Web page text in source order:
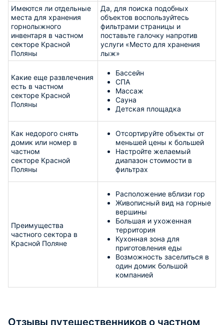
Имеются ли отдельные
места для хранения
горнолыжного
инвентаря в частном
секторе Красной
Поляны
Да, для поиска подобных
объектов воспользуйтесь
фильтрами страницы и
поставьте галочку напротив
услуги «Место для хранения
лыж»
Какие еще развлечения
есть в частном
секторе Красной
Поляны
Бассейн
СПА
Массаж
Сауна
Детская площадка
Как недорого снять
домик или номер в
частном
секторе Красной
Поляны
Отсортируйте объекты от
меньшей цены к большей
Настройте желаемый
диапазон стоимости в
фильтрах
Преимущества
частного сектора в
Красной Поляне
Расположение вблизи гор
Живописный вид на горные
вершины
Большая и ухоженная
территория
Кухонная зона для
приготовления еды
Возможность заселиться в
один домик большой
компанией
Отзывы путешественников о частном